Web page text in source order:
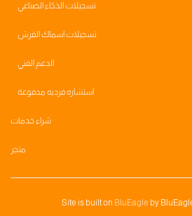
تسجيلات الذكاء الصناعي
تسجيلات اسماك القرش
الدعم الفني
استشاره فرديه مدفوعة
شراء خدمات
متجر
Site is built on BluEagle by